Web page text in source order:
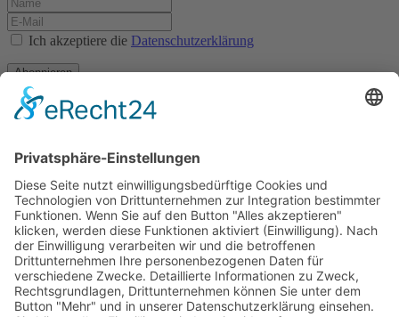
Ich akzeptiere die Datenschutzerklärung
Abonnieren
Impressum
Datenschutz
Tiroler Archiv für photographische Dokumentation
und Kunst
Egger-Lienz-Platz 2 (Büro), Hauptplatz 7 (Postadresse), 9900
Lienz, Österreich | Tel.:+43 (0) 4852-98238
Rathausplatz 1, 39031 Bruneck, Italien | Tel.: +39 0474 545 400
Diese E-Mail-Adresse ist vor Spambots geschützt! Zur Anzeige
muss JavaScript eingeschaltet sein.